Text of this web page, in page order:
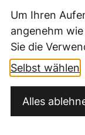
Öffnungszeiten
Um Ihren
angenehm
Sie die
Selbst wählen
Alles